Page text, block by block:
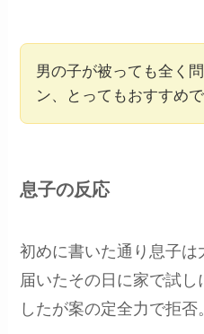
男の子が被っても全く
ン、とってもおすすめ
息子の反応
初めに書いた通り息子は
届いたその日に家で試し
したが案の定全力で拒否